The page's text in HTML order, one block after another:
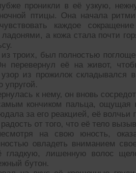
проникли в её узкую,
птицы. Она начала
каждое
ладонями, а кожа стала почти
троих, был полностью
перевернул её на живот,
из прожилок складывался
упругой.
к нему, он вновь
кончиком пальца,
за его реакцией, её волчьи
от того, что её тело
на свою юность,
овладеть вниманием
гладкую, лишенную волос
бутон.